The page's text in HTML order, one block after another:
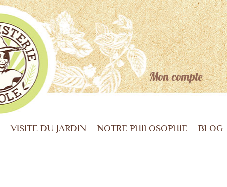
Mon compte
VISITE DU JARDIN NOTRE PHILOSOPHIE BLOG